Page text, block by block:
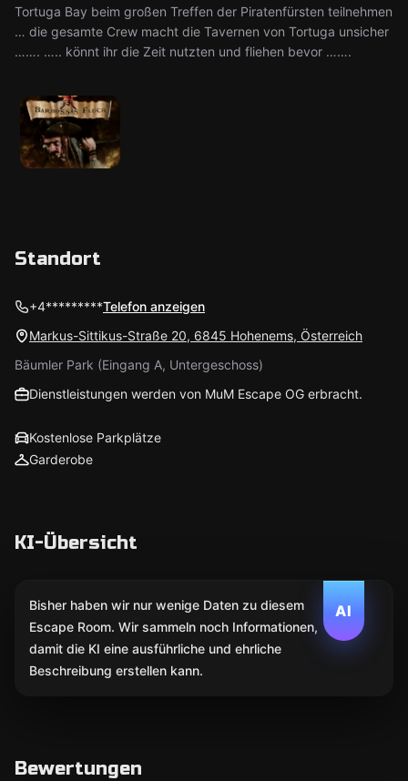
Tortuga Bay beim großen Treffen der Piratenfürsten teilnehmen
… die gesamte Crew macht die Tavernen von Tortuga unsicher
……. ….. könnt ihr die Zeit nutzten und fliehen bevor …….
Standort
+4*********Telefon anzeigen
Markus-Sittikus-Straße 20, 6845 Hohenems, Österreich
Bäumler Park (Eingang A, Untergeschoss)
Dienstleistungen werden von MuM Escape OG erbracht.
Kostenlose Parkplätze
Garderobe
KI-Übersicht
AI
Bisher haben wir nur wenige Daten zu diesem
Escape Room. Wir sammeln noch Informationen,
damit die KI eine ausführliche und ehrliche
Beschreibung erstellen kann.
Bewertungen